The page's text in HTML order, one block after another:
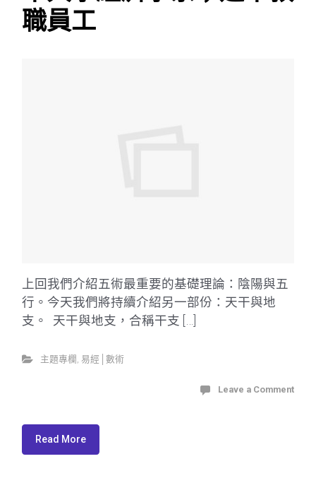
職員工
上回我們介紹五術最重要的基礎理論：陰陽與五
行。今天我們將持續介紹另一部份：天干與地
支。 天干與地支，合稱干支 […]
主題專欄 易經│數術
Leave a Comment
Read More